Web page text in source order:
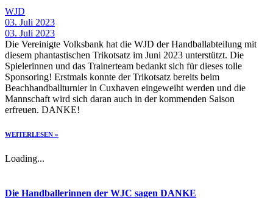
WJD
03. Juli 2023
03. Juli 2023
Die Vereinigte Volksbank hat die WJD der Handballabteilung mit
diesem phantastischen Trikotsatz im Juni 2023 unterstützt. Die
Spielerinnen und das Trainerteam bedankt sich für dieses tolle
Sponsoring! Erstmals konnte der Trikotsatz bereits beim
Beachhandballturnier in Cuxhaven eingeweiht werden und die
Mannschaft wird sich daran auch in der kommenden Saison
erfreuen. DANKE!
WEITERLESEN »
Loading...
Die Handballerinnen der WJC sagen DANKE